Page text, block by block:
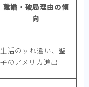
離婚・破局理由の傾
向
生活のすれ違い、聖
子のアメリカ進出